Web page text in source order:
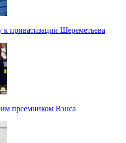
приватизации Шереметьева
преемником Вэнса